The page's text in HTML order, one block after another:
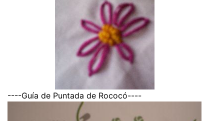
----Guía de Puntada de Rococó----